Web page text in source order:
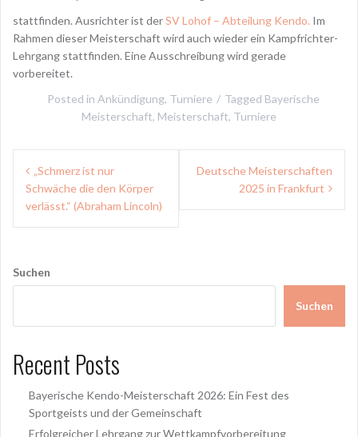
stattfinden. Ausrichter ist derSV Lohof – Abteilung Kendo. Im
Rahmen dieser Meisterschaft wird auch wieder ein Kampfrichter-
Lehrgang stattfinden. Eine Ausschreibung wird gerade
vorbereitet.
Posted in Ankündigung, Turniere Tagged Bayerische
Meisterschaft, Meisterschaft, Turniere
Beitragsnavigation
„Schmerz ist nur
Schwäche die den Körper
verlässt.“ (Abraham Lincoln)
Deutsche Meisterschaften
2025 in Frankfurt
Suchen
Suchen
Recent Posts
Bayerische Kendo-Meisterschaft 2026: Ein Fest des
Sportgeists und der Gemeinschaft
Erfolgreicher Lehrgang zur Wettkampfvorbereitung